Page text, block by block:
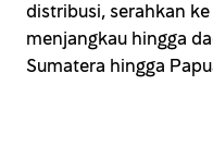
distribusi, serahkan
menjangkau hingga
Sumatera hingga